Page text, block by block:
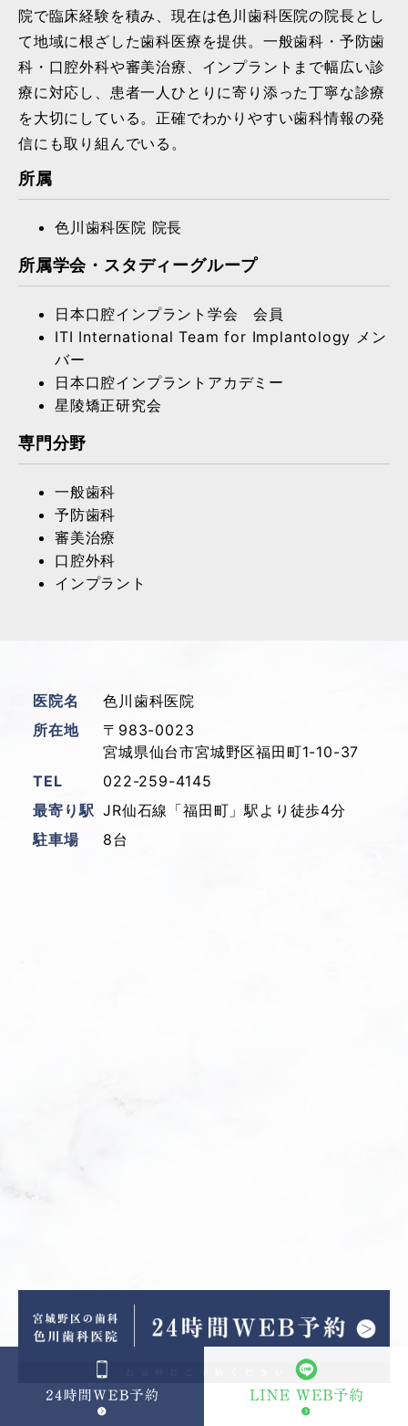
院で臨床経験を積み、現在は色川歯科医院の院長とし
て地域に根ざした歯科医療を提供。一般歯科・予防歯
科・口腔外科や審美治療、インプラントまで幅広い診
療に対応し、患者一人ひとりに寄り添った丁寧な診療
を大切にしている。正確でわかりやすい歯科情報の発
信にも取り組んでいる。
所属
色川歯科医院 院長
所属学会・スタディーグループ
日本口腔インプラント学会 会員
ITI International Team for Implantology メン
バー
日本口腔インプラントアカデミー
星陵矯正研究会
専門分野
一般歯科
予防歯科
審美治療
口腔外科
インプラント
医院名
色川歯科医院
所在地
〒983-0023
宮城県仙台市宮城野区福田町1-10-37
TEL
022-259-4145
最寄り駅 JR仙石線「福田町」駅より徒歩4分
駐車場
8台